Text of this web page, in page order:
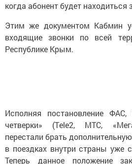
когда абонент будет
Этим же документом Кабмин
входящие звонки по всей
Республике Крым.
Исполняя постановление
четверки» (Тele2, МТС,
перестали брать
в поездках внутри страны уже
Теперь данное положение